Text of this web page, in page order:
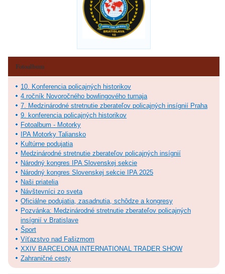
Fotoalbum
10. Konferencia policajných historikov
4.ročník Novoročného bowlingového turnaja
7. Medzinárodné stretnutie zberateľov policajných insígnií Praha
9. konferencia policajných historikov
Fotoalbum - Motorky
IPA Motorky Taliansko
Kultúrne podujatia
Medzinárodné stretnutie zberateľov policajných insígnií
Národný kongres IPA Slovenskej sekcie
Národný kongres Slovenskej sekcie IPA 2025
Naši priatelia
Návštevníci zo sveta
Oficiálne podujatia, zasadnutia, schôdze a kongresy
Pozvánka: Medzinárodné stretnutie zberateľov policajných
insígnií v Bratislave
Šport
Víťazstvo nad Fašizmom
XXIV BARCELONA INTERNATIONAL TRADER SHOW
Zahraničné cesty